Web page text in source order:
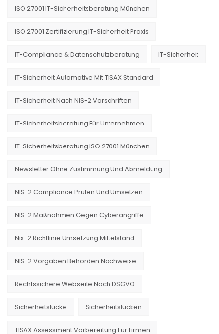
ISO 27001 IT-Sicherheitsberatung München
ISO 27001 Zertifizierung IT-Sicherheit Praxis
IT-Compliance & Datenschutzberatung IT-Sicherheit
IT-Sicherheit Automotive Mit TISAX Standard
IT-Sicherheit Nach NIS-2 Vorschriften
IT-Sicherheitsberatung Für Unternehmen
IT-Sicherheitsberatung ISO 27001 München
Newsletter Ohne Zustimmung Und Abmeldung
NIS-2 Compliance Prüfen Und Umsetzen
NIS-2 Maßnahmen Gegen Cyberangriffe
Nis-2 Richtlinie Umsetzung Mittelstand
NIS-2 Vorgaben Behörden Nachweise
Rechtssichere Webseite Nach DSGVO
Sicherheitslücke Sicherheitslücken
TISAX Assessment Vorbereitung Für Firmen